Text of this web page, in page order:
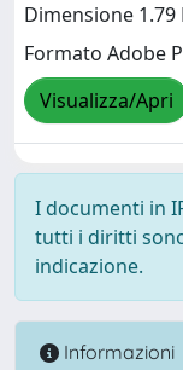
Dimensione 1.79
Formato Adobe
Visualizza/Apri
I documenti in
tutti i diritti
indicazione.
Informazioni